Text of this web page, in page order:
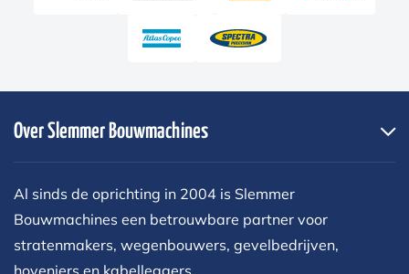
Over Slemmer Bouwmachines
Al sinds de oprichting in 2004 is Slemmer
Bouwmachines een betrouwbare partner voor
stratenmakers, wegenbouwers, gevelbedrijven,
hoveniers en kabelleggers.